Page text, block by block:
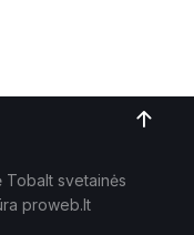
Tobalt svetainės
proweb.lt